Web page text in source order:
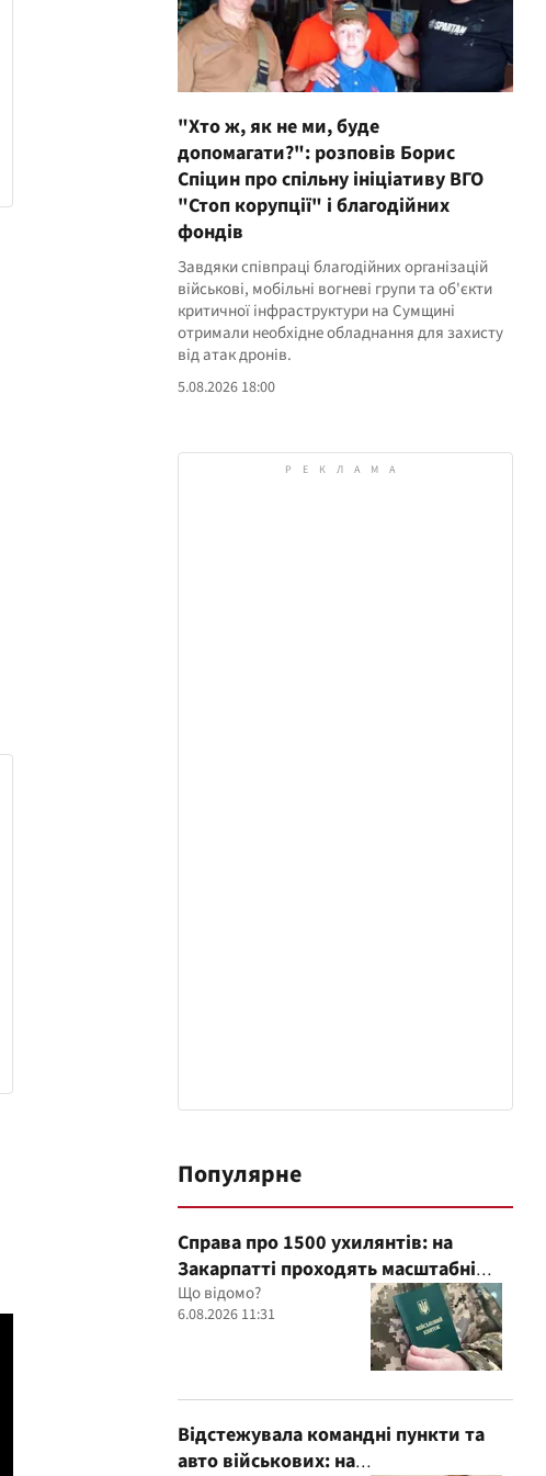
"Хто ж, як не ми, буде
допомагати?": розповів Борис
Спіцин про спільну ініціативу ВГО
"Стоп корупції" і благодійних
фондів
Завдяки співпраці благодійних організацій
військові, мобільні вогневі групи та об'єкти
критичної інфраструктури на Сумщині
отримали необхідне обладнання для захисту
від атак дронів.
5.08.2026 18:00
Популярне
Справа про 1500 ухилянтів: на
Закарпатті проходять масштабні
обшуки в ТЦК, – Глагола
Що відомо?
6.08.2026 11:31
Відстежувала командні пункти та
авто військових: на